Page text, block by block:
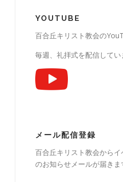
YOUTUBE
百合丘キリスト教会の
毎週、礼拝式を配信してい
メール配信登録
百合丘キリスト教会から
のお知らせメールが届きま